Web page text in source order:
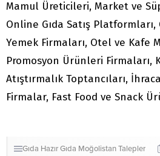
Mamul Üreticileri, Market ve
Online Gıda Satış
Yemek Firmaları, Otel ve Kafe
Promosyon Ürünleri Firmaları,
Atıştırmalık Toptancıları,
Firmalar, Fast Food ve Snack
Gıda Hazır Gıda MoğolistanTalepler